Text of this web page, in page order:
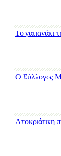
Το γαϊτανάκι
Ο Σύλλογος
Αποκριάτικη